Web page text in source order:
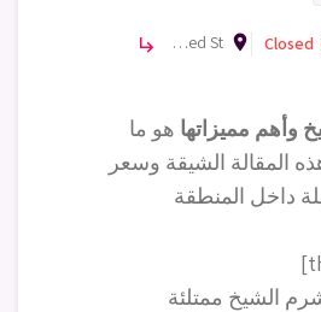
سياحية
Closed
room El-Shaikh Zayed St, قسم شرم الشيخ، جنوب سيناء 46627, Egypt subdirectory_arrow_right
وأهم مميزاتها هو ما
المقالة الشيقة وسعر
داخل المنطقة
الشيخ ممتلئة